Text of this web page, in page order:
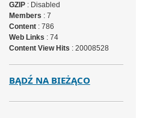
GZIP: Disabled
Members : 7
Content: 786
Web Links : 74
Content View Hits : 20008528
BĄDŹ NA BIEŻĄCO